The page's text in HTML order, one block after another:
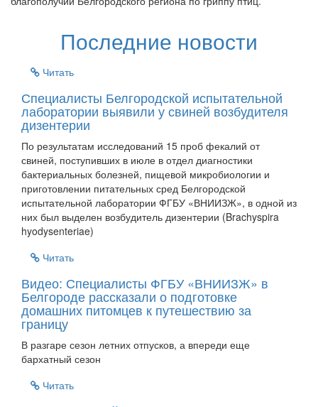
Последние новости
Читать
Специалисты Белгородской испытательной
лаборатории выявили у свиней возбудителя
дизентерии
По результатам исследований 15 проб фекалий от
свиней, поступивших в июле в отдел диагностики
бактериальных болезней, пищевой микробиологии и
приготовлении питательных сред Белгородской
испытательной лаборатории ФГБУ «ВНИИЗЖ», в одной из
них был выделен возбудитель дизентерии (Brachyspira
hyodysenteriae)
Читать
Видео: Специалисты ФГБУ «ВНИИЗЖ» в
Белгороде рассказали о подготовке
домашних питомцев к путешествию за
границу
В разгаре сезон летних отпусков, а впереди еще
бархатный сезон
Читать